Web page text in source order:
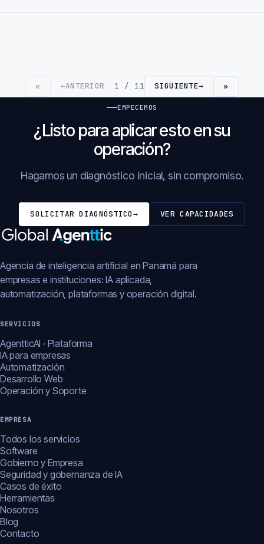
« ←ANTERIOR 1 / 11 SIGUIENTE→ »
EMPECEMOS
¿Listo para aplicar esto en su
operación?
Hagamos un diagnóstico inicial, sin compromiso.
SOLICITAR DIAGNÓSTICO→ VER CAPACIDADES
Agencia de inteligencia artificial en Panamá para
empresas e instituciones: IA aplicada,
automatización, plataformas y operación digital.
SERVICIOS
AgentticAI · Plataforma
IA para empresas
Automatización
Desarrollo Web
Operación y Soporte
EMPRESA
Todos los servicios
Software
Gobierno y Empresa
Seguridad y gobernanza de IA
Casos de éxito
Herramientas
Nosotros
Blog
Contacto